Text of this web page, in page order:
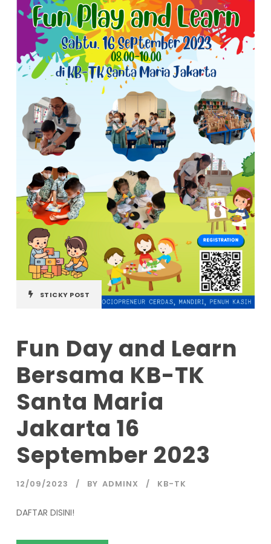
STICKY POST
Fun Day and Learn
Bersama KB-TK
Santa Maria
Jakarta 16
September 2023
12/09/2023 BY ADMINX KB-TK
DAFTAR DISINI!